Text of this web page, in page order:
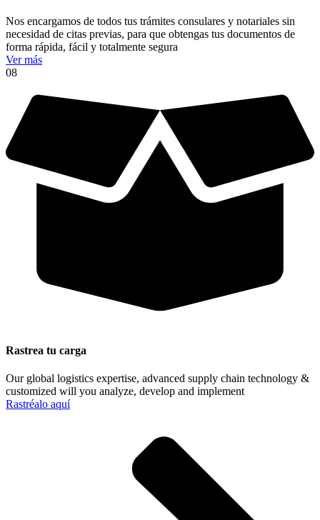
Nos encargamos de todos tus trámites consulares y notariales sin
necesidad de citas previas, para que obtengas tus documentos de
forma rápida, fácil y totalmente segura
Ver más
08
Rastrea tu carga
Our global logistics expertise, advanced supply chain technology &
customized will you analyze, develop and implement
Rastréalo aquí